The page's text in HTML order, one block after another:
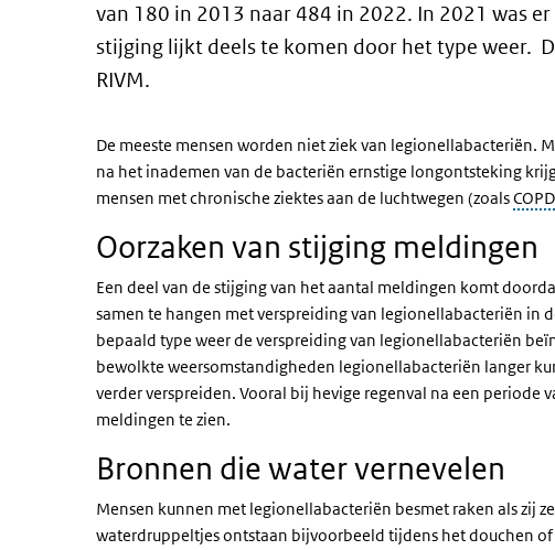
van 180 in 2013 naar 484 in 2022. In 2021 was
stijging lijkt deels te komen door het type weer.
RIVM.
De meeste mensen worden niet ziek van legionellabacteriën.
na het inademen van de bacteriën ernstige longontsteking
mensen met chronische ziektes aan de luchtwegen (zoalsCOPD
Oorzaken van stijging meldingen
Een deel van de stijging van het aantal meldingen komt
samen te hangen met verspreiding van legionellabacteriën in
bepaald type weer de verspreiding van legionellabacteriën
bewolkte weersomstandigheden legionellabacteriën langer
verder verspreiden. Vooral bij hevige regenval na een periode
meldingen te zien.
Bronnen die water vernevelen
Mensen kunnen met legionellabacteriën besmet raken als zij
waterdruppeltjes ontstaan bijvoorbeeld tijdens het douchen